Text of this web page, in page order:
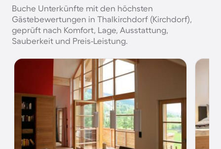
Buche Unterkünfte mit den höchsten
Gästebewertungen in Thalkirchdorf (Kirchdorf),
geprüft nach Komfort, Lage, Ausstattung,
Sauberkeit und Preis-Leistung.